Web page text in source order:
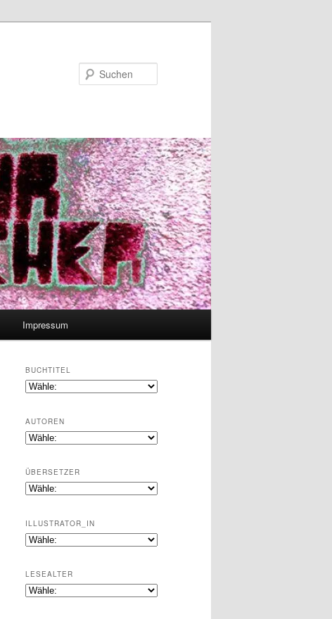
Impressum
BUCHTITEL
AUTOREN
ÜBERSETZER
ILLUSTRATOR_IN
LESEALTER